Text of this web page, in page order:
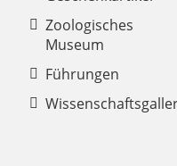
Zoologisches
Museum
Führungen